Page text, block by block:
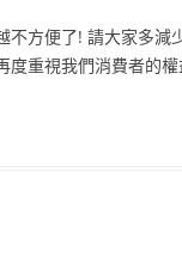
方便了! 請大家多減
度重視我們消費者的權